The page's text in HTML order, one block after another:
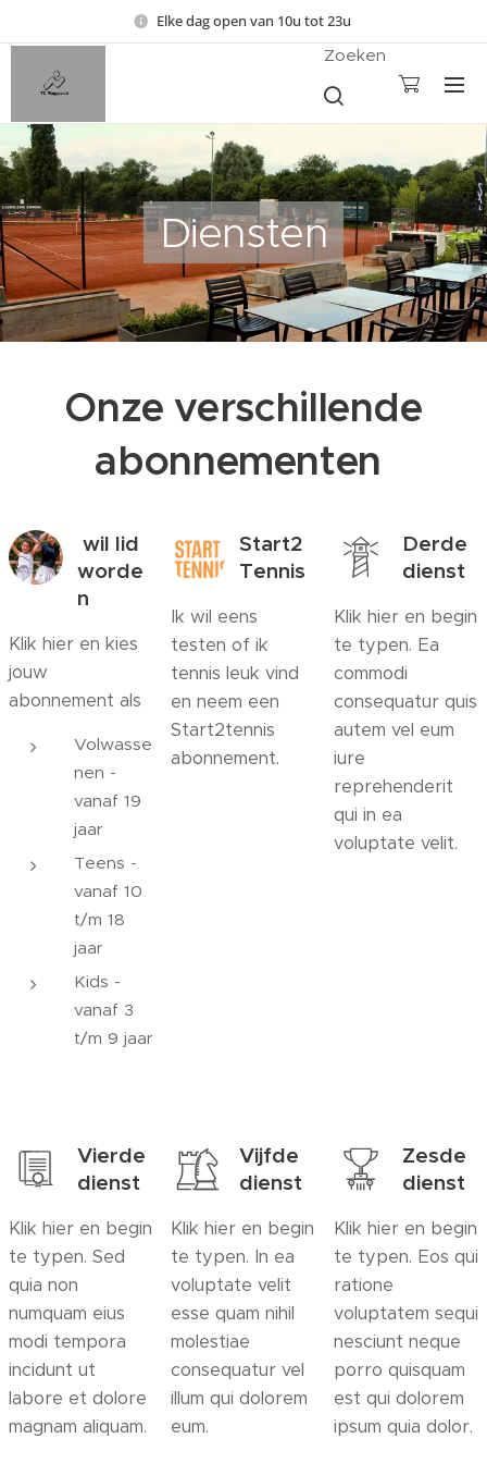
Elke dag open van 10u tot 23u
Zoeken
Diensten
Onze verschillende
abonnementen
wil lid
worde
n
Klik hier en kies
jouw
abonnement als
Volwasse
nen -
vanaf 19
jaar
Teens -
vanaf 10
t/m 18
jaar
Kids -
vanaf 3
t/m 9 jaar
Start2
Tennis
Ik wil eens
testen of ik
tennis leuk vind
en neem een
Start2tennis
abonnement.
Derde
dienst
Klik hier en begin
te typen. Ea
commodi
consequatur quis
autem vel eum
iure
reprehenderit
qui in ea
voluptate velit.
Vierde
dienst
Klik hier en begin
te typen. Sed
quia non
numquam eius
modi tempora
incidunt ut
labore et dolore
magnam aliquam.
Vijfde
dienst
Klik hier en begin
te typen. In ea
voluptate velit
esse quam nihil
molestiae
consequatur vel
illum qui dolorem
eum.
Zesde
dienst
Klik hier en begin
te typen. Eos qui
ratione
voluptatem sequi
nesciunt neque
porro quisquam
est qui dolorem
ipsum quia dolor.